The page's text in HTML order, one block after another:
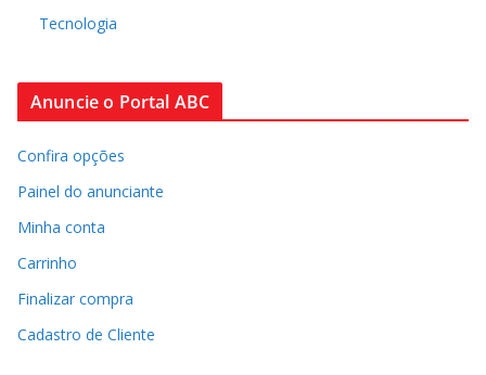
Tecnologia
Anuncie o Portal ABC
Confira opções
Painel do anunciante
Minha conta
Carrinho
Finalizar compra
Cadastro de Cliente